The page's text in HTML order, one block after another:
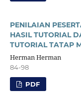
PENILAIAN
HASIL TUTORIAL
TUTORIAL TATAP
Herman Herman
84-98
PDF